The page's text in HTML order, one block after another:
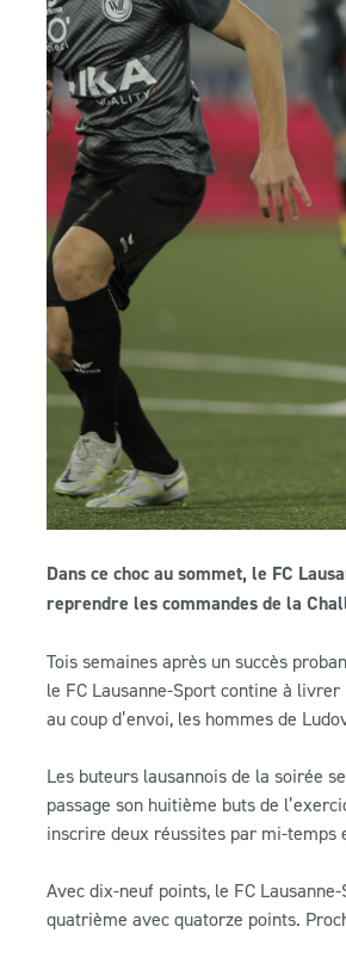
Dans ce choc au sommet, le FC
reprendre les commandes de la
Tois semaines après un succès
le FC Lausanne-Sport contine à
au coup d’envoi, les hommes de
Les buteurs lausannois de la soirée
passage son huitième buts de
inscrire deux réussites par mi-temps
Avec dix-neuf points, le FC
quatrième avec quatorze points.